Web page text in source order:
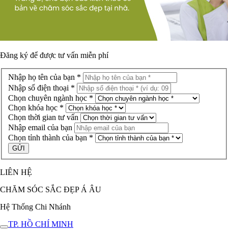
Đăng ký để được tư vấn miễn phí
Nhập họ tên của bạn *
Nhập số điện thoại *
Chọn chuyên ngành học *
Chọn khóa học *
Chọn thời gian tư vấn
Nhập email của bạn
Chọn tỉnh thành của bạn *
LIÊN HỆ
CHĂM SÓC SẮC ĐẸP Á ÂU
Hệ Thống Chi Nhánh
TP. HỒ CHÍ MINH